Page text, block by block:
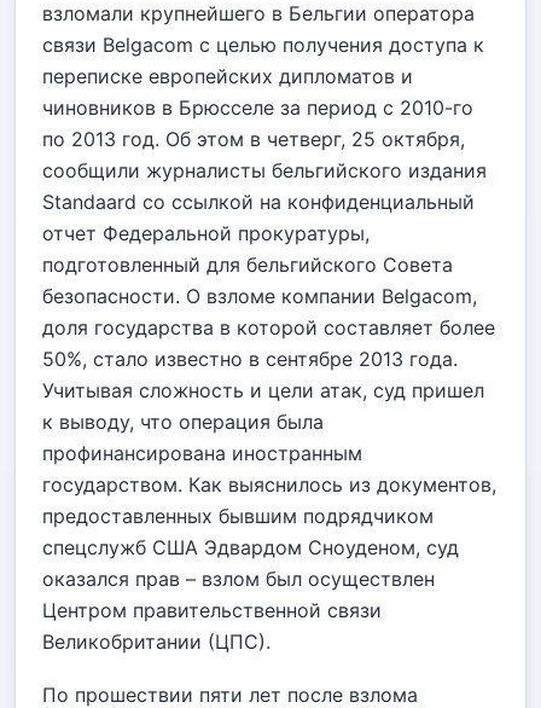
взломали крупнейшего в Бельгии оператора
связи Belgacom с целью получения доступа к
переписке европейских дипломатов и
чиновников в Брюсселе за период с 2010-го
по 2013 год. Об этом в четверг, 25 октября,
сообщили журналисты бельгийского издания
Standaard со ссылкой на конфиденциальный
отчет Федеральной прокуратуры,
подготовленный для бельгийского Совета
безопасности. О взломе компании Belgacom,
доля государства в которой составляет более
50%, стало известно в сентябре 2013 года.
Учитывая сложность и цели атак, суд пришел
к выводу, что операция была
профинансирована иностранным
государством. Как выяснилось из документов,
предоставленных бывшим подрядчиком
спецслужб США Эдвардом Сноуденом, суд
оказался прав – взлом был осуществлен
Центром правительственной связи
Великобритании (ЦПС).
По прошествии пяти лет после взлома